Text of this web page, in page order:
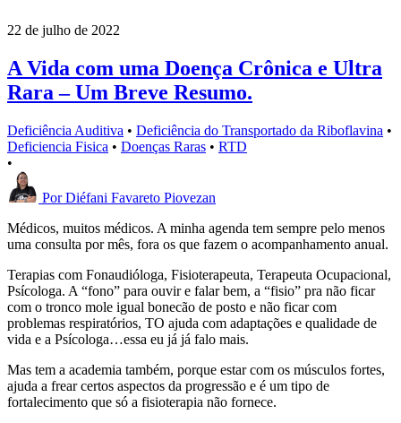
22 de julho de 2022
A Vida com uma Doença Crônica e Ultra
Rara – Um Breve Resumo.
Deficiência Auditiva • Deficiência do Transportado da Riboflavina •
Deficiencia Fisica • Doenças Raras • RTD
•
Por Diéfani Favareto Piovezan
Médicos, muitos médicos. A minha agenda tem sempre pelo menos
uma consulta por mês, fora os que fazem o acompanhamento anual.
Terapias com Fonaudióloga, Fisioterapeuta, Terapeuta Ocupacional,
Psícologa. A “fono” para ouvir e falar bem, a “fisio” pra não ficar
com o tronco mole igual bonecão de posto e não ficar com
problemas respiratórios, TO ajuda com adaptações e qualidade de
vida e a Psícologa…essa eu já já falo mais.
Mas tem a academia também, porque estar com os músculos fortes,
ajuda a frear certos aspectos da progressão e é um tipo de
fortalecimento que só a fisioterapia não fornece.